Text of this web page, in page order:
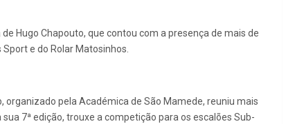
Hugo Chapouto, que contou com a presença de mais de
e do Rolar Matosinhos.
pela Académica de São Mamede, reuniu mais
7ª edição, trouxe a competição para os escalões Sub-